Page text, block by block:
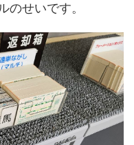
のせいです。